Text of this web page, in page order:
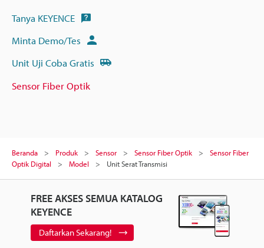
Tanya KEYENCE
Minta Demo/Tes
Unit Uji Coba Gratis
Sensor Fiber Optik
Beranda Produk Sensor Sensor Fiber Optik
Sensor Fiber
Optik Digital
Model Unit Serat Transmisi
FREE AKSES SEMUA KATALOG
KEYENCE
Daftarkan Sekarang!